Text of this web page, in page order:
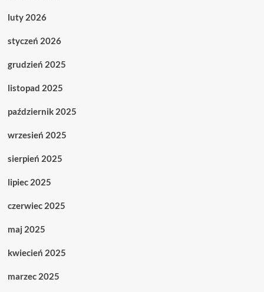
luty 2026
styczeń 2026
grudzień 2025
listopad 2025
październik 2025
wrzesień 2025
sierpień 2025
lipiec 2025
czerwiec 2025
maj 2025
kwiecień 2025
marzec 2025